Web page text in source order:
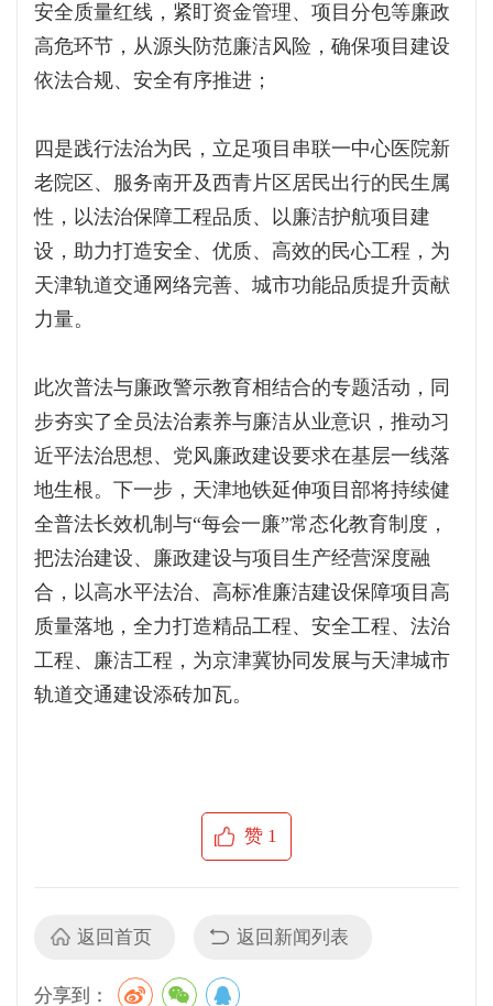
安全质量红线，紧盯资金管理、项目分包等廉政
高危环节，从源头防范廉洁风险，确保项目建设
依法合规、安全有序推进；
四是践行法治为民，立足项目串联一中心医院新
老院区、服务南开及西青片区居民出行的民生属
性，以法治保障工程品质、以廉洁护航项目建
设，助力打造安全、优质、高效的民心工程，为
天津轨道交通网络完善、城市功能品质提升贡献
力量。
此次普法与廉政警示教育相结合的专题活动，同
步夯实了全员法治素养与廉洁从业意识，推动习
近平法治思想、党风廉政建设要求在基层一线落
地生根。下一步，天津地铁延伸项目部将持续健
全普法长效机制与“每会一廉”常态化教育制度，
把法治建设、廉政建设与项目生产经营深度融
合，以高水平法治、高标准廉洁建设保障项目高
质量落地，全力打造精品工程、安全工程、法治
工程、廉洁工程，为京津冀协同发展与天津城市
轨道交通建设添砖加瓦。
赞 1
返回首页 返回新闻列表
分享到：